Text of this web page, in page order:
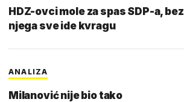
HDZ-ovci mole za spas SDP-a, bez
njega sve ide kvragu
ANALIZA
Milanović nije bio tako